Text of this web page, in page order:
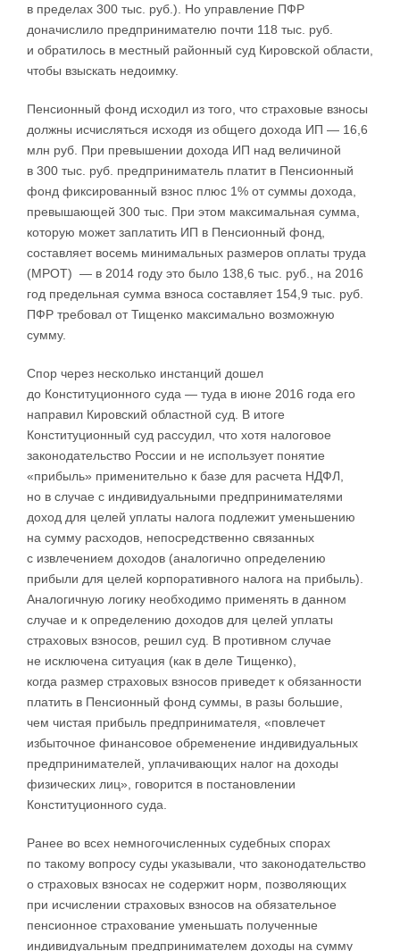
в пределах 300 тыс. руб.). Но управление ПФР
доначислило предпринимателю почти 118 тыс. руб.
и обратилось в местный районный суд Кировской области,
чтобы взыскать недоимку.
Пенсионный фонд исходил из того, что страховые взносы
должны исчисляться исходя из общего дохода ИП — 16,6
млн руб. При превышении дохода ИП над величиной
в 300 тыс. руб. предприниматель платит в Пенсионный
фонд фиксированный взнос плюс 1% от суммы дохода,
превышающей 300 тыс. При этом максимальная сумма,
которую может заплатить ИП в Пенсионный фонд,
составляет восемь минимальных размеров оплаты труда
(МРОТ) — в 2014 году это было 138,6 тыс. руб., на 2016
год предельная сумма взноса составляет 154,9 тыс. руб.
ПФР требовал от Тищенко максимально возможную
сумму.
Спор через несколько инстанций дошел
до Конституционного суда — туда в июне 2016 года его
направил Кировский областной суд. В итоге
Конституционный суд рассудил, что хотя налоговое
законодательство России и не использует понятие
«прибыль» применительно к базе для расчета НДФЛ,
но в случае с индивидуальными предпринимателями
доход для целей уплаты налога подлежит уменьшению
на сумму расходов, непосредственно связанных
с извлечением доходов (аналогично определению
прибыли для целей корпоративного налога на прибыль).
Аналогичную логику необходимо применять в данном
случае и к определению доходов для целей уплаты
страховых взносов, решил суд. В противном случае
не исключена ситуация (как в деле Тищенко),
когда размер страховых взносов приведет к обязанности
платить в Пенсионный фонд суммы, в разы большие,
чем чистая прибыль предпринимателя, «повлечет
избыточное финансовое обременение индивидуальных
предпринимателей, уплачивающих налог на доходы
физических лиц», говорится в постановлении
Конституционного суда.
Ранее во всех немногочисленных судебных спорах
по такому вопросу суды указывали, что законодательство
о страховых взносах не содержит норм, позволяющих
при исчислении страховых взносов на обязательное
пенсионное страхование уменьшать полученные
индивидуальным предпринимателем доходы на сумму